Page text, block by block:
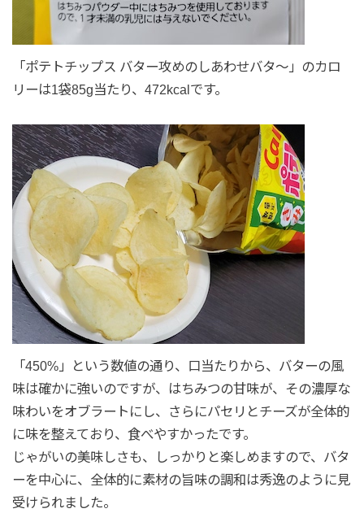
「ポテトチップス バター攻めのしあわせバタ～」のカロ
リーは1袋85g当たり、472kcalです。
「450%」という数値の通り、口当たりから、バターの風
味は確かに強いのですが、はちみつの甘味が、その濃厚な
味わいをオブラートにし、さらにパセリとチーズが全体的
に味を整えており、食べやすかったです。
じゃがいの美味しさも、しっかりと楽しめますので、バタ
ーを中心に、全体的に素材の旨味の調和は秀逸のように見
受けられました。